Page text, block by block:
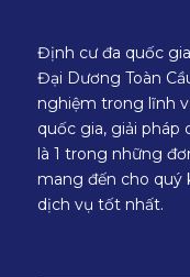
Định cư đa quốc
Đại Dương Toàn
nghiệm trong lĩnh
quốc gia, giải
là 1 trong những
mang đến cho quý
dịch vụ tốt nhất.